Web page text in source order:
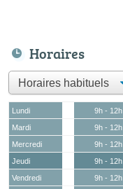
Horaires
Lundi 9h - 12h
Mardi
9h - 12h
Mercredi
9h - 12h
Jeudi
9h - 12h
Vendredi
9h - 12h